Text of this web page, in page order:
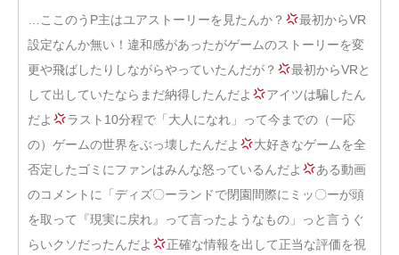
…ここのうP主はユアストーリーを見たんか？
最初からVR
設定なんか無い！違和感があったがゲームのストーリーを変
更や飛ばしたりしながらやっていたんだが？
最初からVRと
して出していたならまだ納得したんだよ
アイツは騙したん
だよ
ラスト10分程で「大人になれ」って今までの（一応
の）ゲームの世界をぶっ壊したんだよ
大好きなゲームを全
否定したゴミにファンはみんな怒っているんだよ
ある動画
のコメントに「ディズ〇ーランドで閉園間際にミッ〇ーが頭
を取って『現実に戻れ』って言ったようなもの」っと言うぐ
らいクソだったんだよ
正確な情報を出して正当な評価を視